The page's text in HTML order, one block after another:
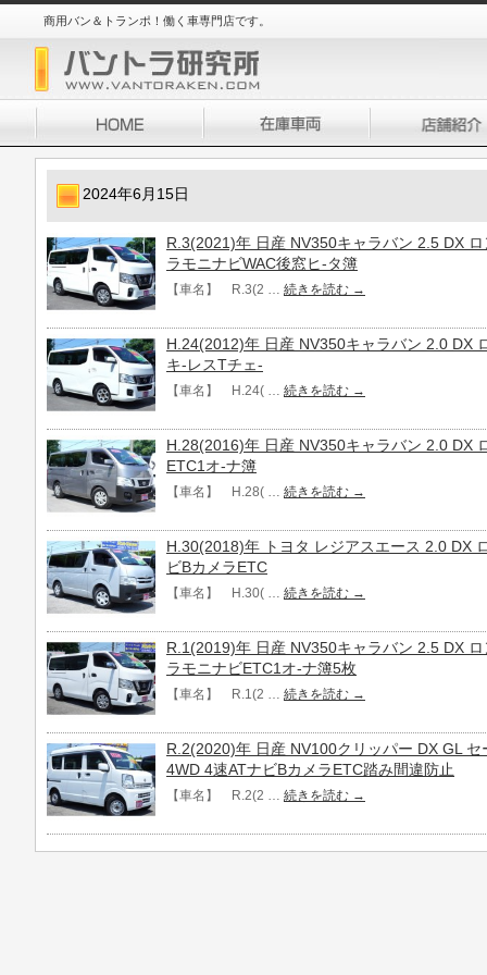
商用バン＆トランポ！働く車専門店です。
2024年6月15日
R.3(2021)年 日産 NV350キャラバン 2.5 DX
ラモニナビWAC後窓ヒ-タ簿
【車名】 R.3(2 … 続きを読む →
H.24(2012)年 日産 NV350キャラバン 2.0 DX
キ-レスTチェ-
【車名】 H.24( … 続きを読む →
H.28(2016)年 日産 NV350キャラバン 2.0 DX
ETC1オ-ナ簿
【車名】 H.28( … 続きを読む →
H.30(2018)年 トヨタ レジアスエース 2.0 DX
ビBカメラETC
【車名】 H.30( … 続きを読む →
R.1(2019)年 日産 NV350キャラバン 2.5 DX
ラモニナビETC1オ-ナ簿5枚
【車名】 R.1(2 … 続きを読む →
R.2(2020)年 日産 NV100クリッパー DX GL
4WD 4速ATナビBカメラETC踏み間違防止
【車名】 R.2(2 … 続きを読む →